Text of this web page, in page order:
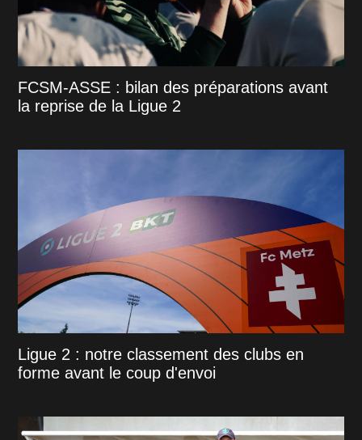
FCSM-ASSE : bilan des préparations avant
la reprise de la Ligue 2
Ligue 2 : notre classement des clubs en
forme avant le coup d'envoi